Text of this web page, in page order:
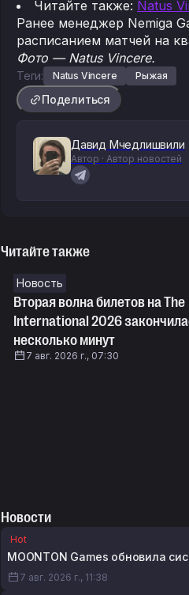
Читайте также: Natus
Ранее менеджер Nemiga
расписанием матчей на
Фото — Natus Vincere.
Теги: Natus Vincere Рыжая
Поделиться
Давид Мчедлишвили
Автор · Автор новостей
Читайте также
Новость
Вторая волна билетов на The
International 2026
несколько минут
7 авг. 2026 г., 07:30
Новости
Hot
MOONTON Games обновила
7 авг. 2026 г., 11:38